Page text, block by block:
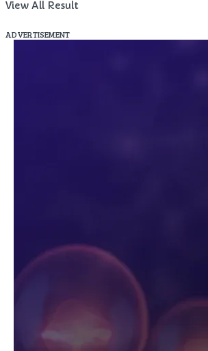
View All Result
ADVERTISEMENT